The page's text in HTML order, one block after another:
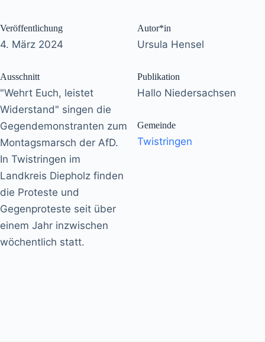
Veröffentlichung
4. März 2024
Ausschnitt
"Wehrt Euch, leistet
Widerstand" singen die
Gegendemonstranten zum
Montagsmarsch der AfD.
In Twistringen im
Landkreis Diepholz finden
die Proteste und
Gegenproteste seit über
einem Jahr inzwischen
wöchentlich statt.
Autor*in
Ursula Hensel
Publikation
Hallo Niedersachsen
Gemeinde
Twistringen